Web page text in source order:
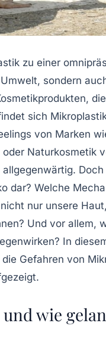
zu einer
sondern
sich
von Marken
oder Naturkosmetik
dar? Welche
nur unsere
Und vor allem,
In
Gefahren von
wie